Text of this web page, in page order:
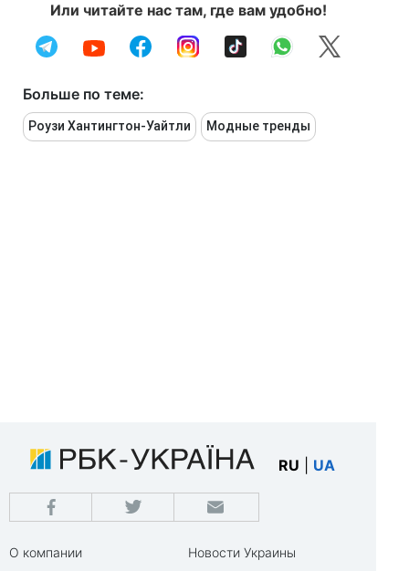
Или читайте нас там, где вам удобно!
Больше по теме:
Роузи Хантингтон-Уайтли Модные тренды
RU UA
О компании
Новости Украины